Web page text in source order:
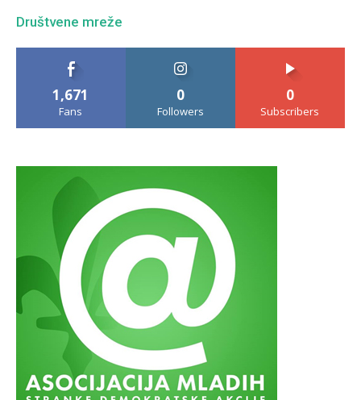
Društvene mreže
1,671
Fans
0
Followers
0
Subscribers